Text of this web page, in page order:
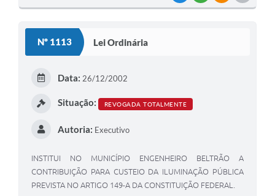
Nº 1113 Lei Ordinária
Data: 26/12/2002
Situação: REVOGADA TOTALMENTE
Autoria: Executivo
INSTITUI NO MUNICÍPIO ENGENHEIRO BELTRÃO A
CONTRIBUIÇÃO PARA CUSTEIO DA ILUMINAÇÃO PÚBLICA
PREVISTA NO ARTIGO 149-A DA CONSTITUIÇÃO FEDERAL.